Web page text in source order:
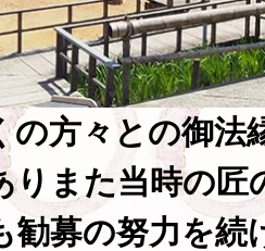
の方々との御法
りまた当時の匠
勧募の努力を続